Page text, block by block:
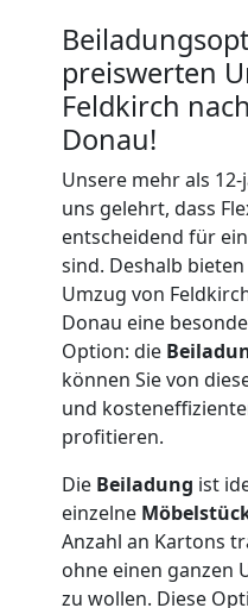
preiswerten
Feldkirch
Donau!
Unsere mehr als
uns gelehrt, dass
entscheidend für
sind. Deshalb
Umzug von
Donau eine
Option: die
können Sie von
und
profitieren.
Die Beiladung ist
einzelne
Anzahl an Kartons
ohne einen ganzen
zu wollen. Diese
Mann
LKW
Möbellift
Feldkirch
Feldkirch